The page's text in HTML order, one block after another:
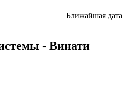
Ближайшая дата
- Винати